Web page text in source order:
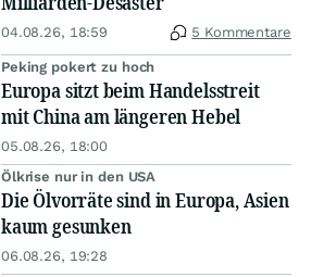
04.08.26, 18:59 5 Kommentare
Peking pokert zu hoch
Europa sitzt beim Handelsstreit
mit China am längeren Hebel
05.08.26, 18:00
Ölkrise nur in den USA
Die Ölvorräte sind in Europa, Asien
kaum gesunken
06.08.26, 19:28